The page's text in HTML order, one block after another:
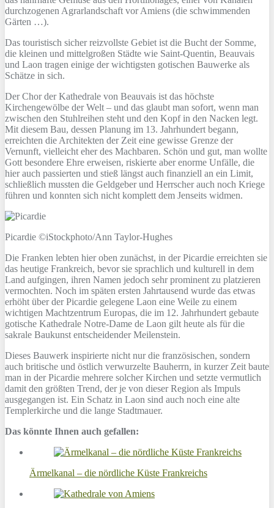
durchzogenen Agrarlandschaft vor Amiens (die schwimmenden
Gärten …).
Das touristisch sicher reizvollste Gebiet ist die Bucht der Somme,
die kleinen und mittelgroßen Städte wie Saint-Quentin, Beauvais
und Laon tragen einige der wichtigsten gotischen Bauwerke als
Schätze in sich.
Der Chor der Kathedrale von Beauvais ist das höchste
Kirchengewölbe der Welt – und das glaubt man sofort, wenn man
zwischen den Stuhlreihen steht und den Kopf in den Nacken legt.
Mit diesem Bau, dessen Planung im 13. Jahrhundert begann,
erreichten die Architekten der Zeit eine gewisse Grenze der
Vernunft, vielleicht eher des Machbaren. Schön und gut, man wollte
Gott besondere Ehre erweisen, riskierte aber enorme Unfälle, die
hier auch passierten und stieß längst auch finanziell an ein Limit,
schließlich mussten die Geldgeber und Herrscher auch noch Kriege
führen und konnten sich nicht komplett dem Jenseits widmen.
Picardie ©iStockphoto/Ann Taylor-Hughes
Die Franken lebten hier oben zunächst, in der Picardie erreichten sie
das heutige Frankreich, bevor sie sprachlich und kulturell in dem
Land aufgingen, ihren Namen jedoch sehr prominent zu platzieren
vermochten. Noch im späten ersten Jahrtausend wurde das etwas
erhöht über der Picardie gelegene Laon eine Weile zu einem
wichtigen Machtzentrum Europas, die im 12. Jahrhundert gebaute
gotische Kathedrale Notre-Dame de Laon gilt heute als für die
sakrale Baukunst entscheidender Meilenstein.
Dieses Bauwerk inspirierte nicht nur die französischen, sondern
auch britische und östlich verwurzelte Bauherrn, in kurzer Zeit baute
man in der Picardie mehrere solcher Kirchen und setzte vermutlich
damit den größten Trend, der je von dieser Region als Impuls
ausgegangen ist. Ein Schatz in Laon sind auch noch eine alte
Templerkirche und die lange Stadtmauer.
Das könnte Ihnen auch gefallen:
Ärmelkanal – die nördliche Küste Frankreichs